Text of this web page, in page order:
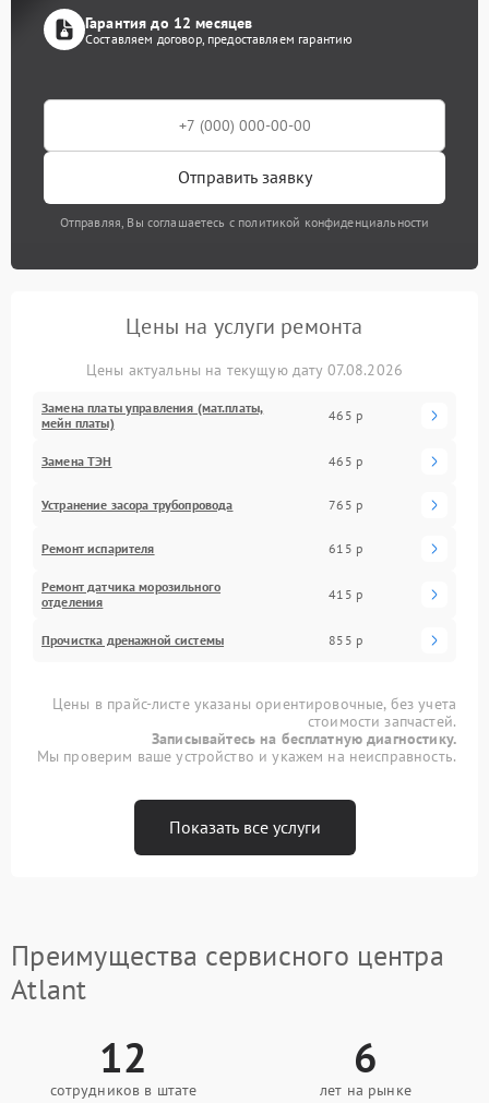
Гарантия до 12 месяцев
Составляем договор, предоставляем гарантию
Отправить заявку
Отправляя, Вы соглашаетесь с политикой конфиденциальности
Цены на услуги ремонта
Цены актуальны на текущую дату 07.08.2026
Замена платы управления (мат.платы,
мейн платы)
465 р
Замена ТЭН 465 р
Устранение засора трубопровода 765 р
Ремонт испарителя 615 р
Ремонт датчика морозильного
отделения
415 р
Прочистка дренажной системы 855 р
Цены в прайс-листе указаны ориентировочные, без учета
стоимости запчастей.
Записывайтесь на бесплатную диагностику.
Мы проверим ваше устройство и укажем на неисправность.
Показать все услуги
Преимущества сервисного центра
Atlant
12
сотрудников в штате
6
лет на рынке